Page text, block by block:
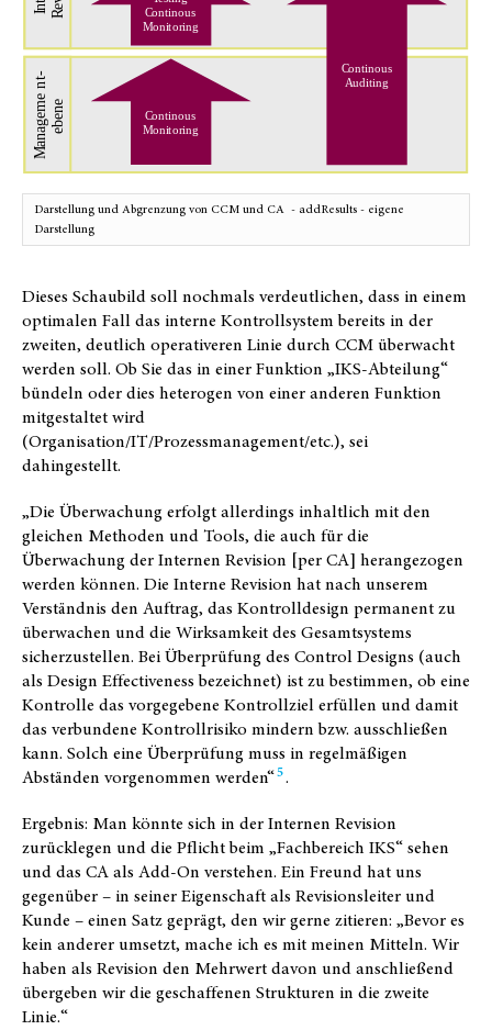
Darstellung und Abgrenzung von CCM und CA - addResults - eigene
Darstellung
Dieses Schaubild soll nochmals verdeutlichen, dass in einem
optimalen Fall das interne Kontrollsystem bereits in der
zweiten, deutlich operativeren Linie durch CCM überwacht
werden soll. Ob Sie das in einer Funktion „IKS-Abteilung“
bündeln oder dies heterogen von einer anderen Funktion
mitgestaltet wird
(Organisation/IT/Prozessmanagement/etc.), sei
dahingestellt.
„Die Überwachung erfolgt allerdings inhaltlich mit den
gleichen Methoden und Tools, die auch für die
Überwachung der Internen Revision [per CA] herangezogen
werden können. Die Interne Revision hat nach unserem
Verständnis den Auftrag, das Kontrolldesign permanent zu
überwachen und die Wirksamkeit des Gesamtsystems
sicherzustellen. Bei Überprüfung des Control Designs (auch
als Design Effectiveness bezeichnet) ist zu bestimmen, ob eine
Kontrolle das vorgegebene Kontrollziel erfüllen und damit
das verbundene Kontrollrisiko mindern bzw. ausschließen
kann. Solch eine Überprüfung muss in regelmäßigen
Abständen vorgenommen werden“5.
Ergebnis: Man könnte sich in der Internen Revision
zurücklegen und die Pflicht beim „Fachbereich IKS“ sehen
und das CA als Add-On verstehen. Ein Freund hat uns
gegenüber – in seiner Eigenschaft als Revisionsleiter und
Kunde – einen Satz geprägt, den wir gerne zitieren: „Bevor es
kein anderer umsetzt, mache ich es mit meinen Mitteln. Wir
haben als Revision den Mehrwert davon und anschließend
übergeben wir die geschaffenen Strukturen in die zweite
Linie.“